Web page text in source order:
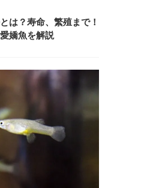
は？寿命、繁殖まで！
嬌魚を解説